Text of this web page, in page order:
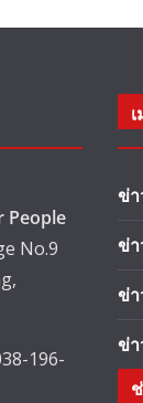
People
No.9
196-
ข่
ข่า
ข่
ข่า